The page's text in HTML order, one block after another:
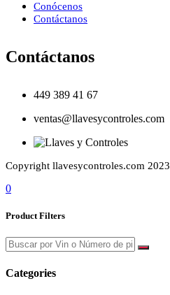
Conócenos
Contáctanos
Contáctanos
449 389 41 67
ventas@llavesycontroles.com
Copyright llavesycontroles.com 2023
0
Product Filters
Categories